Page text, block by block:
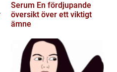
Serum En fördjupande
översikt över ett viktigt
ämne